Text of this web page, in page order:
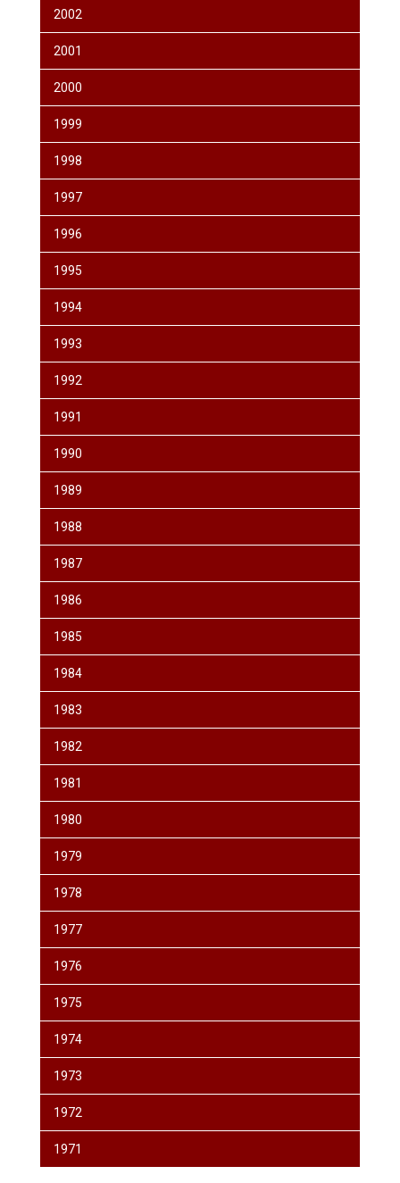
2002
2001
2000
1999
1998
1997
1996
1995
1994
1993
1992
1991
1990
1989
1988
1987
1986
1985
1984
1983
1982
1981
1980
1979
1978
1977
1976
1975
1974
1973
1972
1971